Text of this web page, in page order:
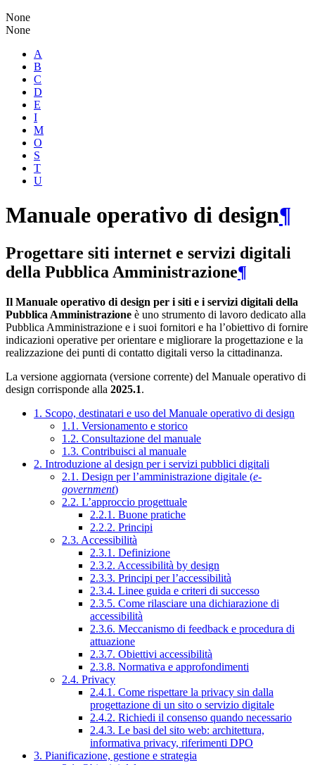
None
None
A
B
C
D
E
I
M
O
S
T
U
Manuale operativo di design¶
Progettare siti internet e servizi digitali
della Pubblica Amministrazione¶
Il Manuale operativo di design per i siti e i servizi digitali della
Pubblica Amministrazione è uno strumento di lavoro dedicato alla
Pubblica Amministrazione e i suoi fornitori e ha l’obiettivo di fornire
indicazioni operative per orientare e migliorare la progettazione e la
realizzazione dei punti di contatto digitali verso la cittadinanza.
La versione aggiornata (versione corrente) del Manuale operativo di
design corrisponde alla 2025.1.
1. Scopo, destinatari e uso del Manuale operativo di design
1.1. Versionamento e storico
1.2. Consultazione del manuale
1.3. Contribuisci al manuale
2. Introduzione al design per i servizi pubblici digitali
2.1. Design per l’amministrazione digitale (e-
government)
2.2. L’approccio progettuale
2.2.1. Buone pratiche
2.2.2. Principi
2.3. Accessibilità
2.3.1. Definizione
2.3.2. Accessibilità by design
2.3.3. Principi per l’accessibilità
2.3.4. Linee guida e criteri di successo
2.3.5. Come rilasciare una dichiarazione di
accessibilità
2.3.6. Meccanismo di feedback e procedura di
attuazione
2.3.7. Obiettivi accessibilità
2.3.8. Normativa e approfondimenti
2.4. Privacy
2.4.1. Come rispettare la privacy sin dalla
progettazione di un sito o servizio digitale
2.4.2. Richiedi il consenso quando necessario
2.4.3. Le basi del sito web: architettura,
informativa privacy, riferimenti DPO
3. Pianificazione, gestione e strategia